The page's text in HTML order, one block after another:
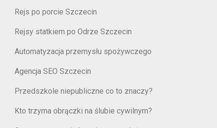
Rejs po porcie Szczecin
Rejsy statkiem po Odrze Szczecin
Automatyzacja przemysłu spożywczego
Agencja SEO Szczecin
Przedszkole niepubliczne co to znaczy?
Kto trzyma obrączki na ślubie cywilnym?